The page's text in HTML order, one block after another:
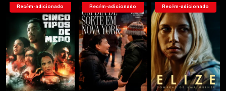
Serie 4
Serie 5
Serie 6
Serie 7
Serie 8
Recém-adicionado Recém-adicionado Recém-adicionado